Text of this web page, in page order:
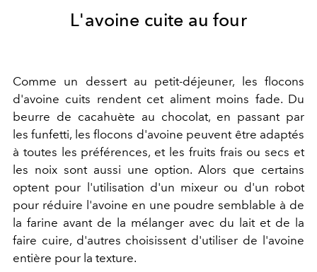
L'avoine cuite au four
Comme un dessert au petit-déjeuner, les flocons
d'avoine cuits rendent cet aliment moins fade. Du
beurre de cacahuète au chocolat, en passant par
les funfetti, les flocons d'avoine peuvent être adaptés
à toutes les préférences, et les fruits frais ou secs et
les noix sont aussi une option. Alors que certains
optent pour l'utilisation d'un mixeur ou d'un robot
pour réduire l'avoine en une poudre semblable à de
la farine avant de la mélanger avec du lait et de la
faire cuire, d'autres choisissent d'utiliser de l'avoine
entière pour la texture.